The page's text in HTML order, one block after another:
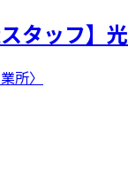
タッフ】
所〉